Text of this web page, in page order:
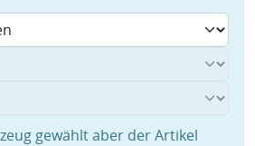
gewählt aber der Artikel